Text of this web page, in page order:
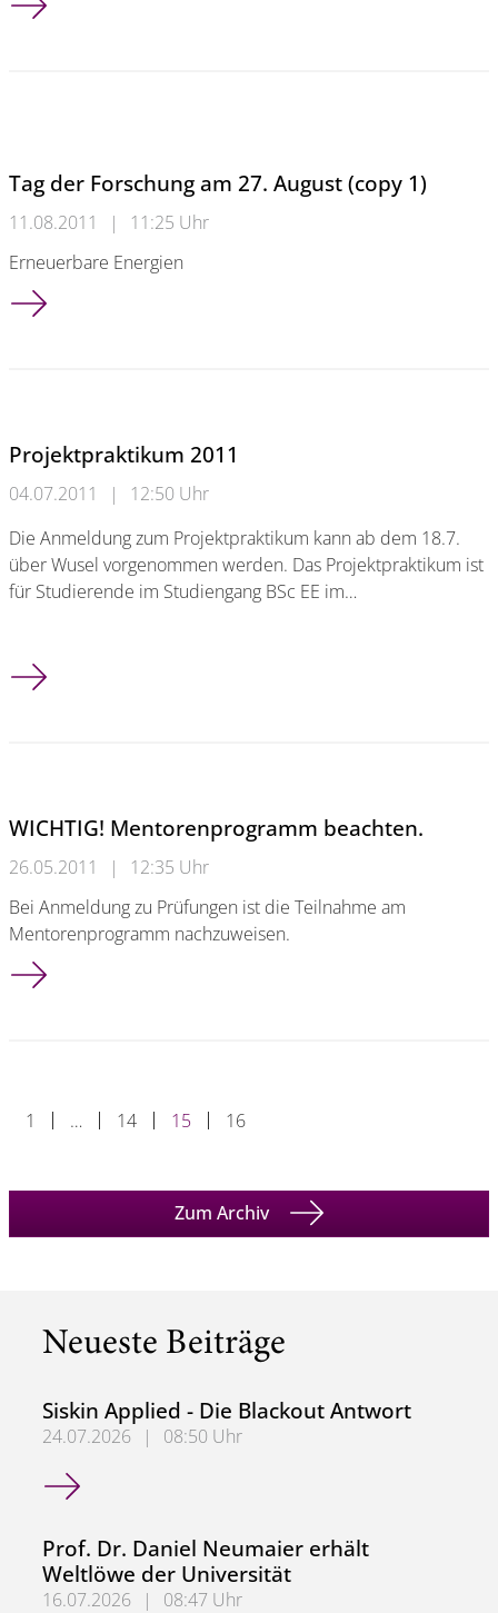
Tag der Forschung am 27. August (copy 1)
11.08.2011 |
11:25 Uhr
Erneuerbare Energien
Tag der Forschung am 27. August (copy 1)
Projektpraktikum 2011
04.07.2011 |
12:50 Uhr
Die Anmeldung zum Projektpraktikum kann ab dem 18.7.
über Wusel vorgenommen werden. Das Projektpraktikum ist
für Studierende im Studiengang BSc EE im…
Projektpraktikum 2011
WICHTIG! Mentorenprogramm beachten.
26.05.2011 |
12:35 Uhr
Bei Anmeldung zu Prüfungen ist die Teilnahme am
Mentorenprogramm nachzuweisen.
WICHTIG! Mentorenprogramm beachten.
1 … 14 15 16
Zum Archiv
Neueste Beiträge
Siskin Applied - Die Blackout Antwort
24.07.2026 |
08:50 Uhr
Siskin Applied - Die Blackout Antwort
Prof. Dr. Daniel Neumaier erhält
Weltlöwe der Universität
16.07.2026 |
08:47 Uhr